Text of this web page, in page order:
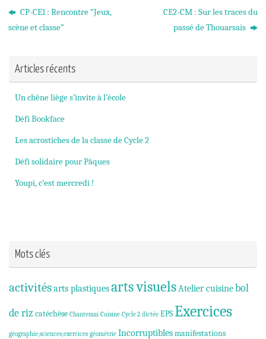
CP-CE1 : Rencontre “Jeux,
scène et classe”
CE2-CM : Sur les traces du
passé de Thouarsais
Articles récents
Un chêne liège s’invite à l’école
Défi Bookface
Les acrostiches de la classe de Cycle 2
Défi solidaire pour Pâques
Youpi, c’est mercredi !
Mots clés
activitésarts plastiquesarts visuelsAtelier cuisinebol
de riz catéchèse Chantemai Cuisine Cycle 2 dictée EPSExercices
géographie;sciences;exercices géométrie Incorruptiblesmanifestations